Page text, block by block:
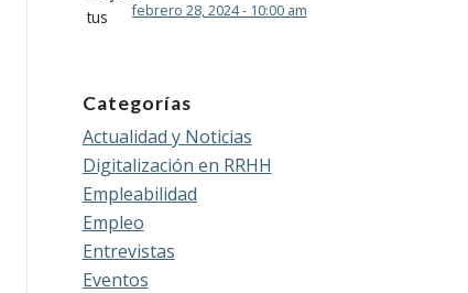
febrero 28, 2024 - 10:00 am
Categorías
Actualidad y Noticias
Digitalización en RRHH
Empleabilidad
Empleo
Entrevistas
Eventos